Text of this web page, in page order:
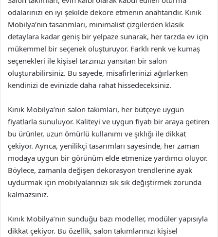
odalarınızı en iyi şekilde dekore etmenin anahtarıdır. Kınık
Mobilya’nın tasarımları, minimalist çizgilerden klasik
detaylara kadar geniş bir yelpaze sunarak, her tarzda ev için
mükemmel bir seçenek oluşturuyor. Farklı renk ve kumaş
seçenekleri ile kişisel tarzınızı yansıtan bir salon
oluşturabilirsiniz. Bu sayede, misafirlerinizi ağırlarken
kendinizi de evinizde daha rahat hissedeceksiniz.
Kınık Mobilya’nın salon takımları, her bütçeye uygun
fiyatlarla sunuluyor. Kaliteyi ve uygun fiyatı bir araya getiren
bu ürünler, uzun ömürlü kullanımı ve şıklığı ile dikkat
çekiyor. Ayrıca, yenilikçi tasarımları sayesinde, her zaman
modaya uygun bir görünüm elde etmenize yardımcı oluyor.
Böylece, zamanla değişen dekorasyon trendlerine ayak
uydurmak için mobilyalarınızı sık sık değiştirmek zorunda
kalmazsınız.
Kınık Mobilya’nın sunduğu bazı modeller, modüler yapısıyla
dikkat çekiyor. Bu özellik, salon takımlarınızı kişisel